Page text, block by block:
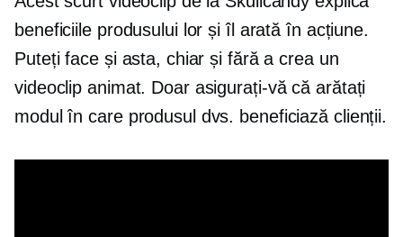
beneficiile produsului lor și îl arată în acțiune.
Puteți face și asta, chiar și fără a crea un
videoclip animat. Doar asigurați-vă că arătați
modul în care produsul dvs. beneficiază clienții.